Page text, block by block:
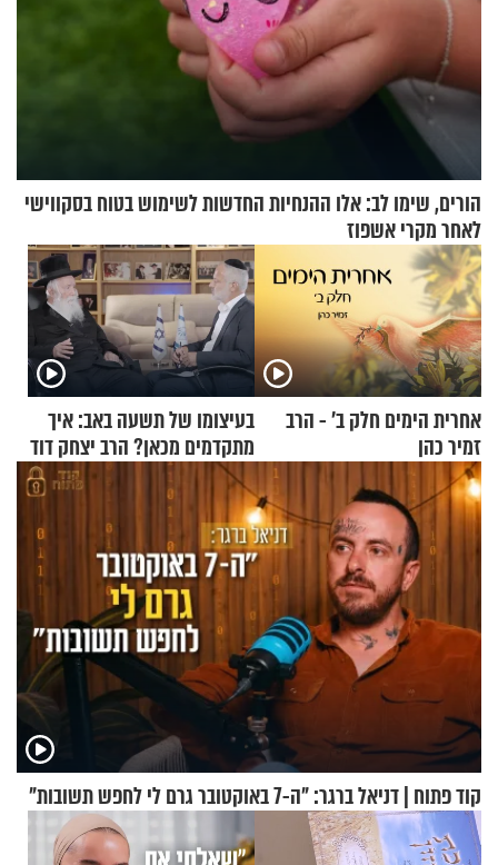
הורים, שימו לב: אלו ההנחיות החדשות לשימוש בטוח בסקווישי
לאחר מקרי אשפוז
אחרית הימים חלק ב’ - הרב
זמיר כהן
בעיצומו של תשעה באב: איך
מתקדמים מכאן? הרב יצחק דוד
גרוסמן בשיחה מיוחדת
קוד פתוח | דניאל ברגר: "ה-7 באוקטובר גרם לי לחפש תשובות"